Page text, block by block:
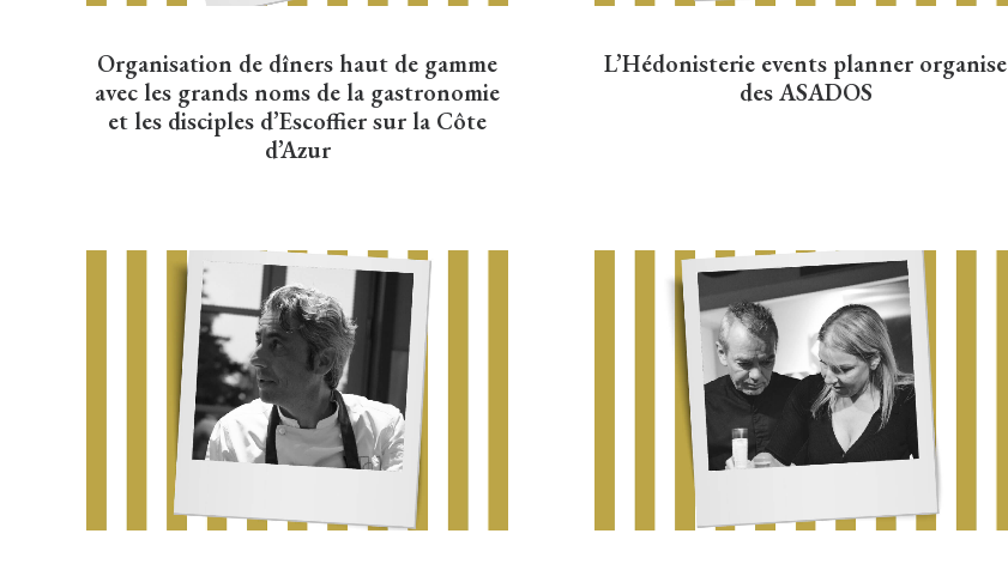
Organisation de dîners haut de gamme
avec les grands noms de la gastronomie
et les disciples d’Escoffier sur la Côte
d’Azur
L’Hédonisterie events planner organise
des ASADOS